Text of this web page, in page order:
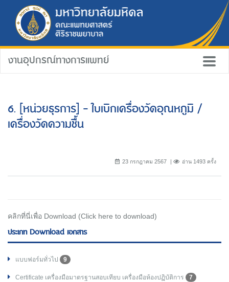
งานอุปกรณ์ทางการแพทย์
6. [หน่วยธุรการ] - ใบเบิกเครื่องวัดอุณหภูมิ /
เครื่องวัดความชื้น
23 กรกฎาคม 2567 อ่าน 1493 ครั้ง
คลิกที่นี่เพื่อ Download (Click here to download)
ประเภท Download เอกสาร
แบบฟอร์มทั่วไป 9
Certificate เครื่องมือมาตรฐานสอบเทียบ เครื่องมือห้องปฏิบัติการ 7